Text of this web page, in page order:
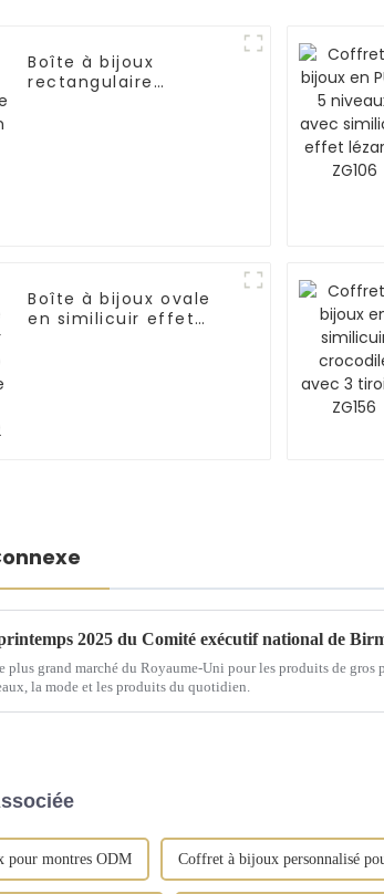
Boîte à bijoux
rectangulaire
Boîte à bijoux ovale
en similicuir effet
2025 du Comité exécutif national de
plus grand marché du Royaume-Uni pour les produits de gros
la mode et les produits du quotidien.
pour montres ODM Coffret à bijoux personnalisé